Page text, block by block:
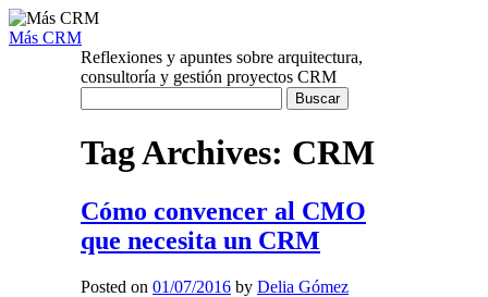
Más CRM
Reflexiones y apuntes sobre arquitectura,
consultoría y gestión proyectos CRM
Tag Archives: CRM
Cómo convencer al CMO
que necesita un CRM
Posted on 01/07/2016 by Delia Gómez